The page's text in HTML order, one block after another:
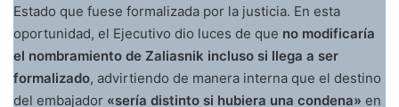
Estado que fuese formalizada por la justicia. En esta
oportunidad, el Ejecutivo dio luces de que no modificaría
el nombramiento de Zaliasnik incluso si llega a ser
formalizado, advirtiendo de manera interna que el destino
del embajador «sería distinto si hubiera una condena» en